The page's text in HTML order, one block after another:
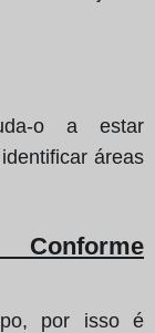
o a estar
áreas
por isso é